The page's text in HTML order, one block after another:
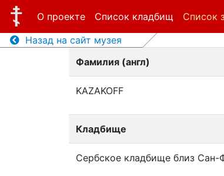
О проекте Список кладбищ Список
Назад на сайт музея
Фамилия (англ)
KAZAKOFF
Кладбище
Сербское кладбище близ Сан-